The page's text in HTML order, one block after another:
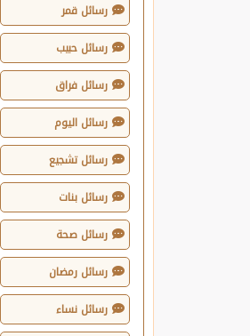
رسائل قمر
رسائل حبيب
رسائل فراق
رسائل اليوم
رسائل تشجيع
رسائل بنات
رسائل صحة
رسائل رمضان
رسائل نساء